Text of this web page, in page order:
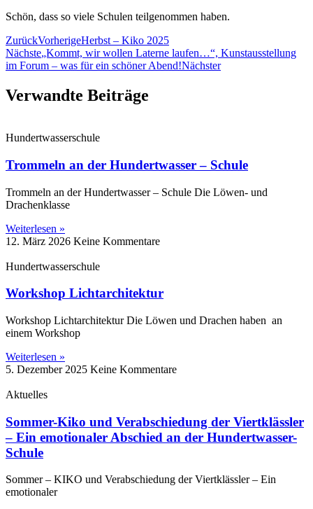
Schön, dass so viele Schulen teilgenommen haben.
ZurückVorherigeHerbst – Kiko 2025
Nächste„Kommt, wir wollen Laterne laufen…“, Kunstausstellung
im Forum – was für ein schöner Abend!Nächster
Verwandte Beiträge
Hundertwasserschule
Trommeln an der Hundertwasser – Schule
Trommeln an der Hundertwasser – Schule Die Löwen‑ und
Drachenklasse
Weiterlesen »
12. März 2026 Keine Kommentare
Hundertwasserschule
Workshop Lichtarchitektur
Workshop Lichtarchitektur Die Löwen und Drachen haben an
einem Workshop
Weiterlesen »
5. Dezember 2025 Keine Kommentare
Aktuelles
Sommer-Kiko und Verabschiedung der Viertklässler
– Ein emotionaler Abschied an der Hundertwasser-
Schule
Sommer – KIKO und Verabschiedung der Viertklässler – Ein
emotionaler